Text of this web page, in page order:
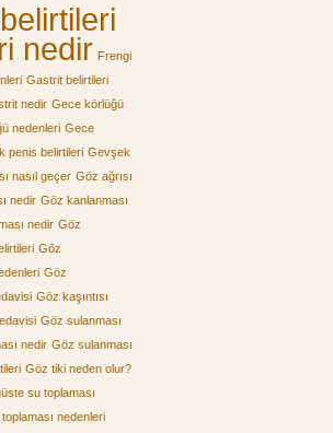
nedir Frengi
Gastrit belirtileri
nedir Gece körlüğü
nedenleri Gece
penis belirtileri Gevşek
nasıl geçer Göz ağrısı
nedir Göz kanlanması
nedir Göz
Göz
Göz
Göz kaşıntısı
Göz sulanması
nedir Göz sulanması
Göz tiki neden olur?
su toplaması
nedenleri